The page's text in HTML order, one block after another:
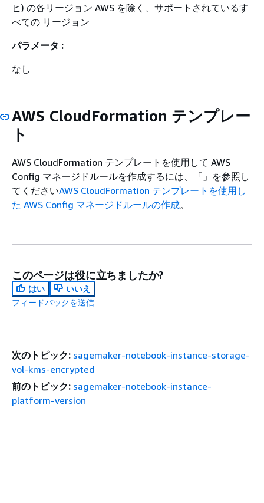
ヒ) の各リージョン AWS を除く、サポートされているす
べての リージョン
パラメータ :
なし
AWS CloudFormation テンプレー
ト
AWS CloudFormation テンプレートを使用して AWS
Config マネージドルールを作成するには、「」を参照し
てくださいAWS CloudFormation テンプレートを使用し
た AWS Config マネージドルールの作成。
このページは役に立ちましたか?
はい
いいえ
フィードバックを送信
次のトピック: sagemaker-notebook-instance-storage-
vol-kms-encrypted
前のトピック: sagemaker-notebook-instance-
platform-version